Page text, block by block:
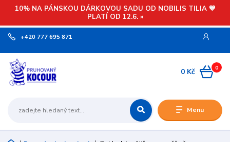
10% NA PÁNSKOU DÁRKOVOU SADU OD NOBILIS TILIA 💙
PLATÍ OD 12.6. »
Menu
+420 777 695 871
0
0 Kč